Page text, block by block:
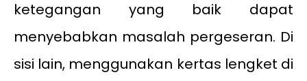
ketegangan yang baik dapat
menyebabkan masalah pergeseran. Di
sisi lain, menggunakan kertas lengket di